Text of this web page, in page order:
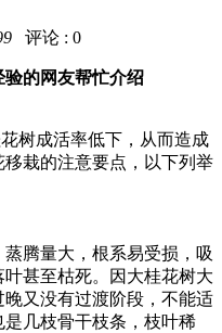
评论 : 0
的网友帮忙介绍
树成活率低下，从而造成
栽的注意要点，以下列举
腾量大，根系易受损，吸
甚至枯死。因大桂花树大
又没有过渡阶段，不能适
几枝骨干枝条，枝叶稀